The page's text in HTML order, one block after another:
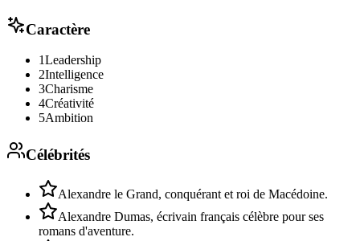
Caractère
1Leadership
2Intelligence
3Charisme
4Créativité
5Ambition
Célébrités
Alexandre le Grand, conquérant et roi de Macédoine.
Alexandre Dumas, écrivain français célèbre pour ses
romans d'aventure.